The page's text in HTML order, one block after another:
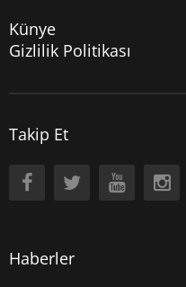
Künye
Gizlilik Politikası
Takip Et
Haberler